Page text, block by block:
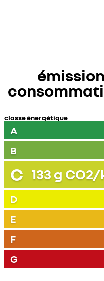
classe énergétique
A
B
C 133 g
D
E
F
G